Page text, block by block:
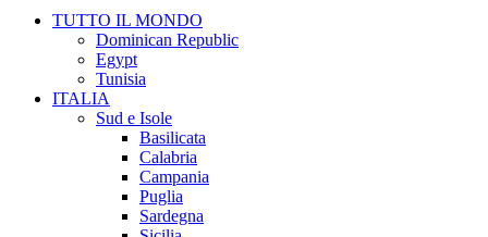
TUTTO IL MONDO
Dominican Republic
Egypt
Tunisia
ITALIA
Sud e Isole
Basilicata
Calabria
Campania
Puglia
Sardegna